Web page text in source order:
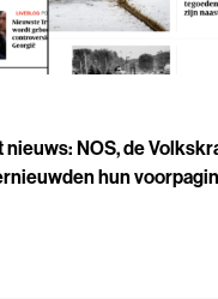
nieuws: NOS, de
hun